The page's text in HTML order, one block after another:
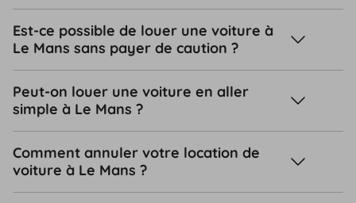
Est-ce possible de louer une voiture à
Le Mans sans payer de caution ?
Peut-on louer une voiture en aller
simple à Le Mans ?
Comment annuler votre location de
voiture à Le Mans ?